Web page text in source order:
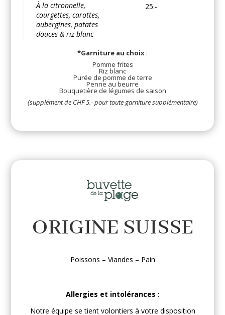
À la citronnelle,
courgettes, carottes,
aubergines, patates
douces & riz blanc
25.-
*Garniture au choix :
Pomme frites
Riz blanc
Purée de pomme de terre
Penne au beurre
Bouquetière de légumes de saison
(supplément de CHF 5.- pour toute garniture supplémentaire)
ORIGINE SUISSE
Poissons – Viandes – Pain
Allergies et intolérances :
Notre équipe se tient volontiers à votre disposition